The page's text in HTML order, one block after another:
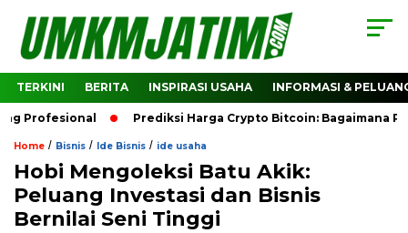
TERKINI BERITA INSPIRASI USAHA INFORMASI &
Prediksi Harga Crypto Bitcoin: Bagaimana
Home / Bisnis / Ide Bisnis / ide usaha
Hobi Mengoleksi Batu Akik:
Peluang Investasi dan Bisnis
Bernilai Seni Tinggi